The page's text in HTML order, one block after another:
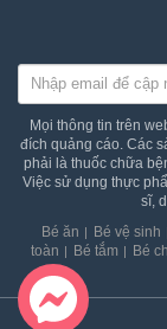
Mọi thông tin trên
đích quảng cáo. Các
phải là thuốc chữa
Việc sử dụng thực
sĩ,
Bé ăn
Bé vệ sinh
toàn
Bé tắm Bé